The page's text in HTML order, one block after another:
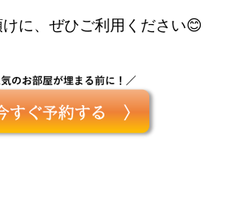
に、ぜひご利用ください😊